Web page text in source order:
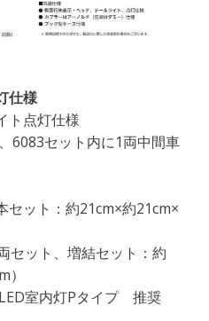
仕様
ト点灯仕様
6083セット内に1両中間車
セット：約21cm×約21cm×
セット、増結セット：約
室内灯Pタイプ 推奨